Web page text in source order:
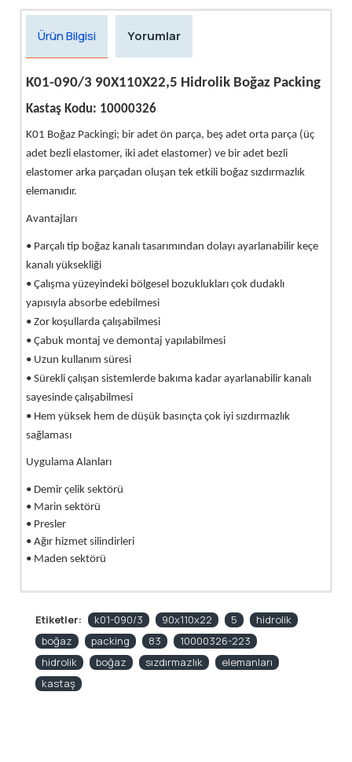
Ürün Bilgisi Yorumlar
K01-090/3 90X110X22,5 Hidrolik Boğaz Packing
Kastaş Kodu: 10000326
K01 Boğaz Packingi; bir adet ön parça, beş adet orta parça (üç
adet bezli elastomer, iki adet elastomer) ve bir adet bezli
elastomer arka parçadan oluşan tek etkili boğaz sızdırmazlık
elemanıdır.
Avantajları
• Parçalı tip boğaz kanalı tasarımından dolayı ayarlanabilir keçe
kanalı yüksekliği
• Çalışma yüzeyindeki bölgesel bozuklukları çok dudaklı
yapısıyla absorbe edebilmesi
• Zor koşullarda çalışabilmesi
• Çabuk montaj ve demontaj yapılabilmesi
• Uzun kullanım süresi
• Sürekli çalışan sistemlerde bakıma kadar ayarlanabilir kanalı
sayesinde çalışabilmesi
• Hem yüksek hem de düşük basınçta çok iyi sızdırmazlık
sağlaması
Uygulama Alanları
• Demir çelik sektörü
• Marin sektörü
• Presler
• Ağır hizmet silindirleri
• Maden sektörü
Etiketler: k01-090/3 90x110x22 5
hidrolik
boğaz
packing 83
10000326-223
hidrolik
boğaz sızdırmazlık
elemanları
kastaş